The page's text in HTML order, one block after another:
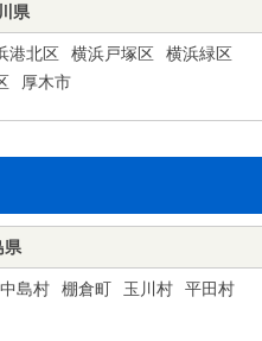
県
港北区 横浜戸塚区
横浜緑区
厚木市
県
中島村 棚倉町 玉川村
平田村